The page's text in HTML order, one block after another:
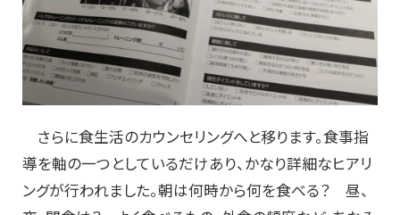
さらに食生活のカウンセリングへと移ります。食事指
導を軸の一つとしているだけあり、かなり詳細なヒアリ
ングが行われました。朝は何時から何を食べる？ 昼、